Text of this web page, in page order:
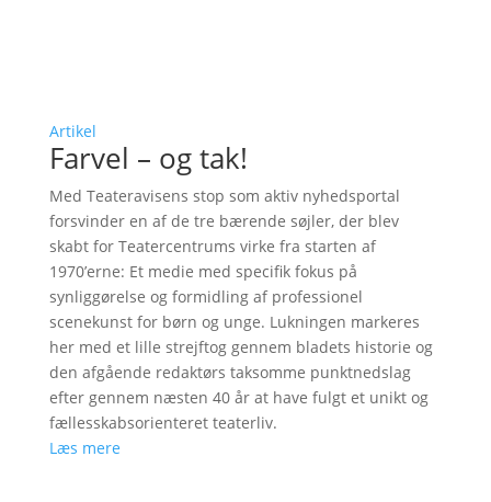
Artikel
Farvel – og tak!
Med Teateravisens stop som aktiv nyhedsportal
forsvinder en af de tre bærende søjler, der blev
skabt for Teatercentrums virke fra starten af
1970’erne: Et medie med specifik fokus på
synliggørelse og formidling af professionel
scenekunst for børn og unge. Lukningen markeres
her med et lille strejftog gennem bladets historie og
den afgående redaktørs taksomme punktnedslag
efter gennem næsten 40 år at have fulgt et unikt og
fællesskabsorienteret teaterliv.
Læs mere